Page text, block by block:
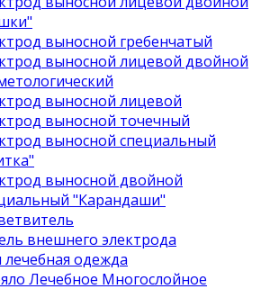
выносной гребенчатый
выносной лицевой двойной
выносной лицевой
выносной точечный
выносной специальный
выносной двойной
"Карандаши"
внешнего электрода
одежда
Лечебное Многослойное